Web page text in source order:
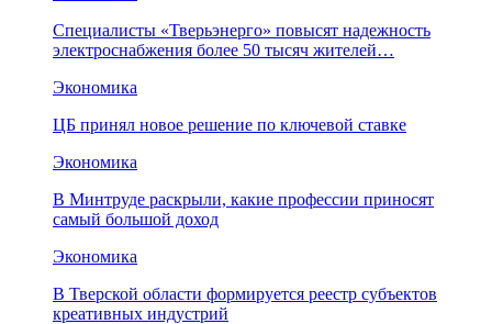
Специалисты «Тверьэнерго» повысят надежность
электроснабжения более 50 тысяч жителей…
Экономика
ЦБ принял новое решение по ключевой ставке
Экономика
В Минтруде раскрыли, какие профессии приносят
самый большой доход
Экономика
В Тверской области формируется реестр субъектов
креативных индустрий